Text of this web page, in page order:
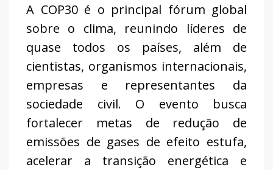
A COP30 é o principal fórum global
sobre o clima, reunindo líderes de
quase todos os países, além de
cientistas, organismos internacionais,
empresas e representantes da
sociedade civil. O evento busca
fortalecer metas de redução de
emissões de gases de efeito estufa,
acelerar a transição energética e